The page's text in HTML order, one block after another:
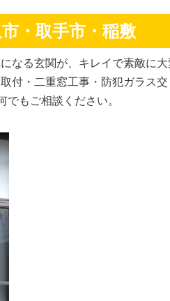
・取手市・稲敷
なる玄関が、キレイで素敵に大
付・二重窓工事・防犯ガラス交
もご相談ください。